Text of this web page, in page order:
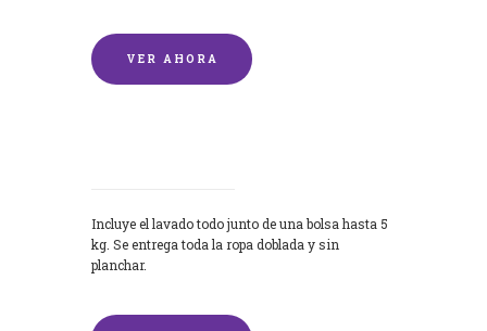
VER AHORA
Incluye el lavado todo junto de una bolsa hasta 5
kg. Se entrega toda la ropa doblada y sin
planchar.